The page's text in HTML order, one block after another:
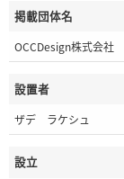
掲載団体名
OCCDesign株式会社
設置者
ザデ ラケシュ
設立